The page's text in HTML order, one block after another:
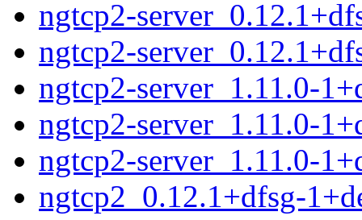
ngtcp2-
ngtcp2-
ngtcp2-server_1.11.0-
ngtcp2-server_1.11.0-
ngtcp2-server_1.11.0-
ngtcp2_0.12.1+dfsg-